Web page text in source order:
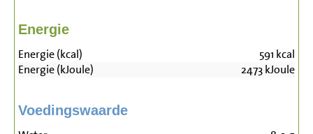
Energie
Energie (kcal) 591 kcal
Energie (kJoule)
2473kJoule
Voedingswaarde